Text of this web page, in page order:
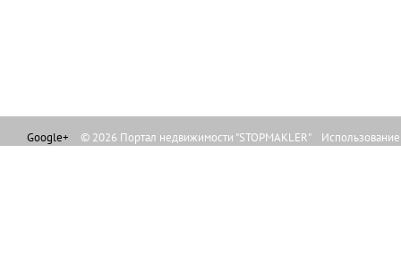
Google+ © 2026 Портал недвижимости "STOPMAKLER"